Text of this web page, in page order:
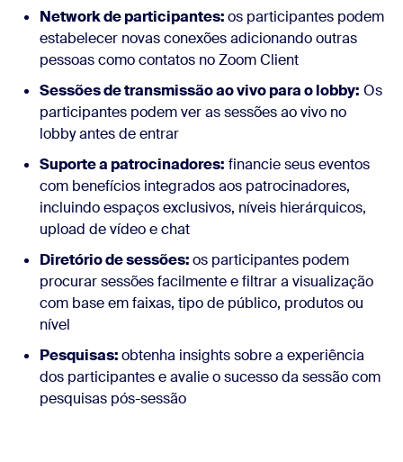
Network de participantes:os participantes podem
estabelecer novas conexões adicionando outras
pessoas como contatos no Zoom Client
Sessões de transmissão ao vivo para o lobby: Os
participantes podem ver as sessões ao vivo no
lobby antes de entrar
Suporte a patrocinadores: financie seus eventos
com benefícios integrados aos patrocinadores,
incluindo espaços exclusivos, níveis hierárquicos,
upload de vídeo e chat
Diretório de sessões:os participantes podem
procurar sessões facilmente e filtrar a visualização
com base em faixas, tipo de público, produtos ou
nível
Pesquisas:obtenha insights sobre a experiência
dos participantes e avalie o sucesso da sessão com
pesquisas pós-sessão